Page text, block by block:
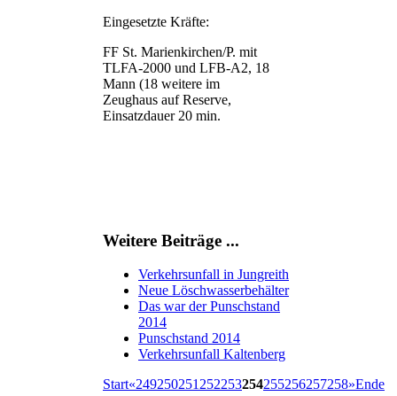
Eingesetzte Kräfte:
FF St. Marienkirchen/P. mit
TLFA-2000 und LFB-A2, 18
Mann (18 weitere im
Zeughaus auf Reserve,
Einsatzdauer 20 min.
Weitere Beiträge ...
Verkehrsunfall in Jungreith
Neue Löschwasserbehälter
Das war der Punschstand
2014
Punschstand 2014
Verkehrsunfall Kaltenberg
Start«249250251 252253254255256257258»Ende